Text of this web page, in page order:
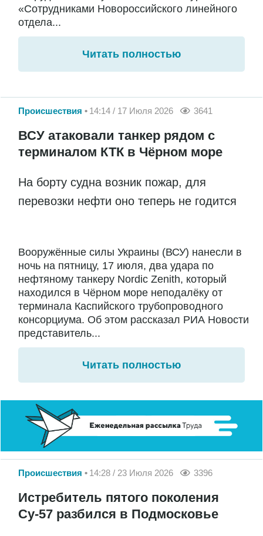
«Сотрудниками Новороссийского линейного
отдела...
Читать полностью
Происшествия 14:14 / 17 Июля 2026 3641
ВСУ атаковали танкер рядом с
терминалом КТК в Чёрном море
На борту судна возник пожар, для
перевозки нефти оно теперь не годится
Вооружённые силы Украины (ВСУ) нанесли в
ночь на пятницу, 17 июля, два удара по
нефтяному танкеру Nordic Zenith, который
находился в Чёрном море неподалёку от
терминала Каспийского трубопроводного
консорциума. Об этом рассказал РИА Новости
представитель...
Читать полностью
Происшествия 14:28 / 23 Июля 2026 3396
Истребитель пятого поколения
Су-57 разбился в Подмосковье